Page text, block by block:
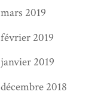
mars 2019
février 2019
janvier 2019
décembre 2018